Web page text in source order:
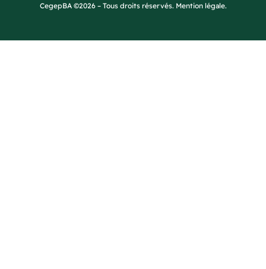
CegepBA ©2026 – Tous droits réservés. Mention légale.